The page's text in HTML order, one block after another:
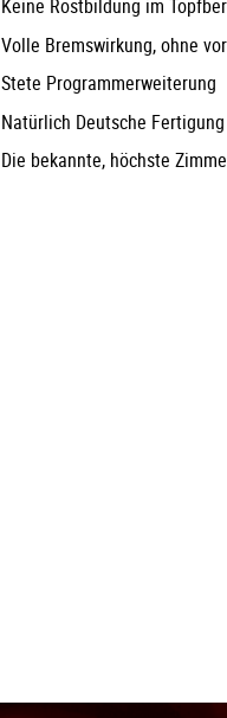
Keine Rostbildung im
Volle Bremswirkung, ohne
Stete Programmerweiterung
Natürlich Deutsche
Die bekannte, höchste